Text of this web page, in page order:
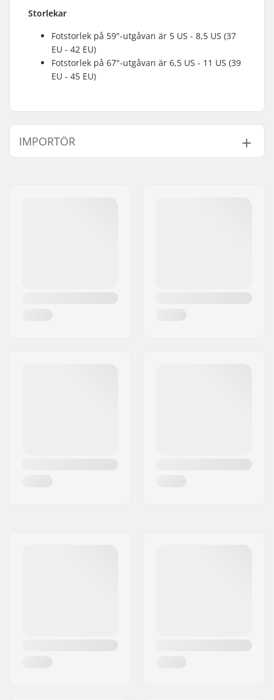
Storlekar
Fotstorlek på 59"-utgåvan är 5 US - 8,5 US (37
EU - 42 EU)
Fotstorlek på 67"-utgåvan är 6,5 US - 11 US (39
EU - 45 EU)
IMPORTÖR